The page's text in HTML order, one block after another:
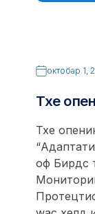
октобар 1,
Тхе
Тхе
оф Бирдс